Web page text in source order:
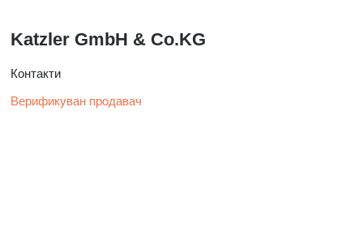
Katzler GmbH & Co.KG
Контакти
Верификуван продавач